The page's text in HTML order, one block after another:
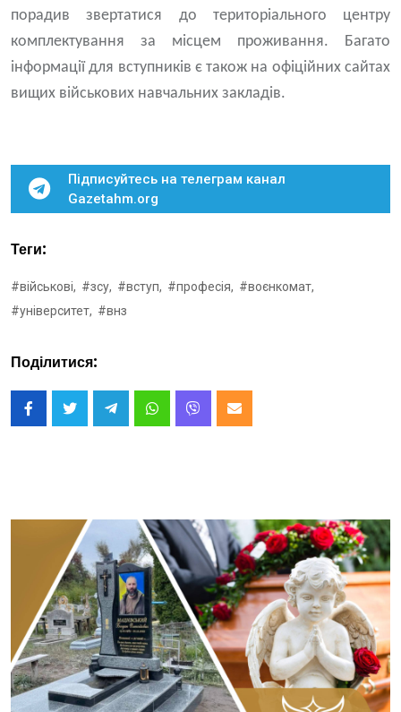
порадив звертатися до територіального центру
комплектування за місцем проживання. Багато
інформації для вступників є також на офіційних сайтах
вищих військових навчальних закладів.
Підписуйтесь на телеграм канал
Gazetahm.org
Теги:
#військові, #зсу, #вступ, #професія, #воєнкомат,
#університет, #внз
Поділитися: